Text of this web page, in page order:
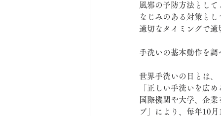
風邪の予防方法とし
なじみのある対策と
適切なタイミングで
手洗いの基本動作を
世界手洗いの日とは、
「正しい手洗いを広
国際機関や大学、企
プ」により、毎年10